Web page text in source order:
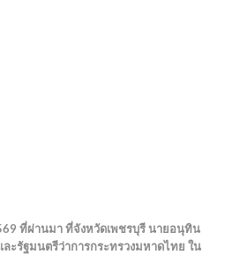
ที่ผ่านมา ที่จังหวัดเพชรบุรี นายอนุทิน
ะรัฐมนตรีว่าการกระทรวงมหาดไทย ใน